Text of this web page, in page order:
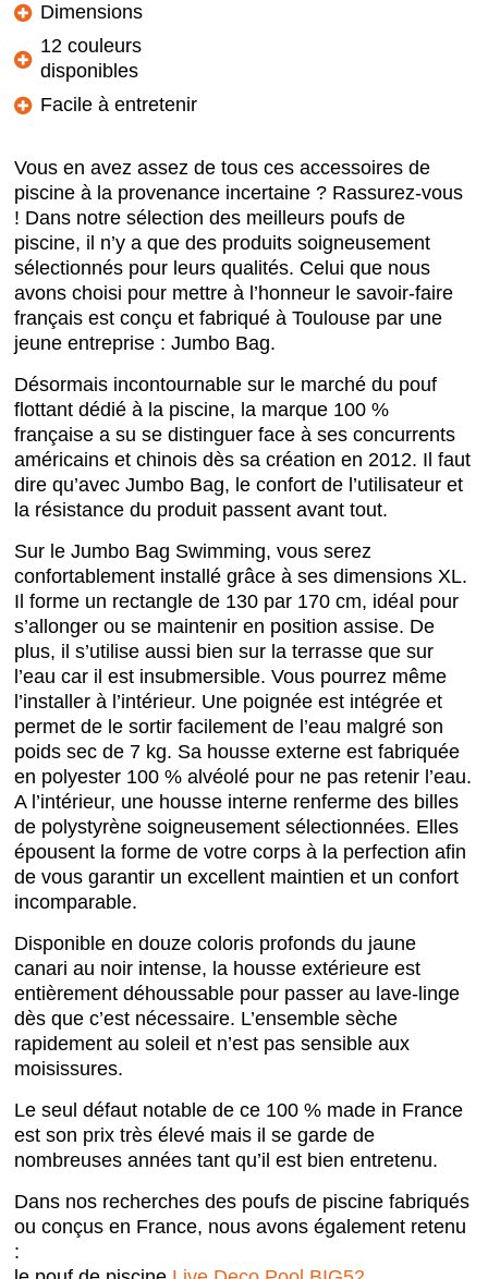
Dimensions
12 couleurs
disponibles
Facile à entretenir
Vous en avez assez de tous ces accessoires de
piscine à la provenance incertaine ? Rassurez-vous
! Dans notre sélection des meilleurs poufs de
piscine, il n’y a que des produits soigneusement
sélectionnés pour leurs qualités. Celui que nous
avons choisi pour mettre à l’honneur le savoir-faire
français est conçu et fabriqué à Toulouse par une
jeune entreprise : Jumbo Bag.
Désormais incontournable sur le marché du pouf
flottant dédié à la piscine, la marque 100 %
française a su se distinguer face à ses concurrents
américains et chinois dès sa création en 2012. Il faut
dire qu’avec Jumbo Bag, le confort de l’utilisateur et
la résistance du produit passent avant tout.
Sur le Jumbo Bag Swimming, vous serez
confortablement installé grâce à ses dimensions XL.
Il forme un rectangle de 130 par 170 cm, idéal pour
s’allonger ou se maintenir en position assise. De
plus, il s’utilise aussi bien sur la terrasse que sur
l’eau car il est insubmersible. Vous pourrez même
l’installer à l’intérieur. Une poignée est intégrée et
permet de le sortir facilement de l’eau malgré son
poids sec de 7 kg. Sa housse externe est fabriquée
en polyester 100 % alvéolé pour ne pas retenir l’eau.
A l’intérieur, une housse interne renferme des billes
de polystyrène soigneusement sélectionnées. Elles
épousent la forme de votre corps à la perfection afin
de vous garantir un excellent maintien et un confort
incomparable.
Disponible en douze coloris profonds du jaune
canari au noir intense, la housse extérieure est
entièrement déhoussable pour passer au lave-linge
dès que c’est nécessaire. L’ensemble sèche
rapidement au soleil et n’est pas sensible aux
moisissures.
Le seul défaut notable de ce 100 % made in France
est son prix très élevé mais il se garde de
nombreuses années tant qu’il est bien entretenu.
Dans nos recherches des poufs de piscine fabriqués
ou conçus en France, nous avons également retenu
: